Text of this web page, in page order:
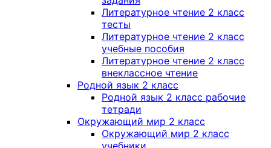
Литературное чтение 2 класс
тесты
Литературное чтение 2 класс
учебные пособия
Литературное чтение 2 класс
внеклассное чтение
Родной язык 2 класс
Родной язык 2 класс рабочие
тетради
Окружающий мир 2 класс
Окружающий мир 2 класс
учебники